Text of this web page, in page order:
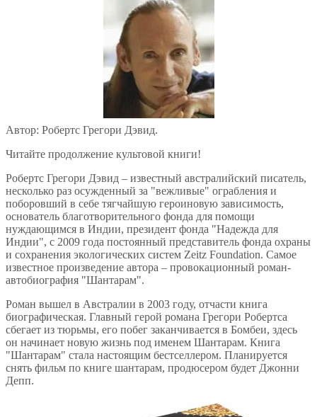
Автор: Робертс Грегори Дэвид.
Читайте продолжение культовой книги!
Робертс Грегори Дэвид – известный австралийский писатель,
несколько раз осужденный за "вежливые" ограбления и
поборовший в себе тягчайшую героиновую зависимость,
основатель благотворительного фонда для помощи
нуждающимся в Индии, президент фонда "Надежда для
Индии", с 2009 года постоянный представитель фонда охраны
и сохранения экологических систем Zeitz Foundation. Самое
известное произведение автора – провокационный роман-
автобиография "Шантарам".
Роман вышел в Австралии в 2003 году, отчасти книга
биографическая. Главный герой романа Грегори Робертса
сбегает из тюрьмы, его побег заканчивается в Бомбеи, здесь
он начинает новую жизнь под именем Шантарам. Книга
"Шантарам" стала настоящим бестселлером. Планируется
снять фильм по книге шантарам, продюсером будет Джонни
Депп.